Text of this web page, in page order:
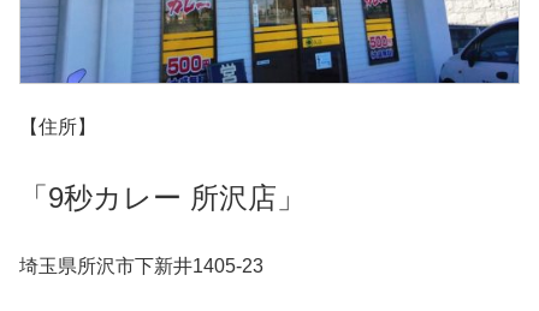
【住所】
「9秒カレー 所沢店」
埼玉県所沢市下新井1405-23